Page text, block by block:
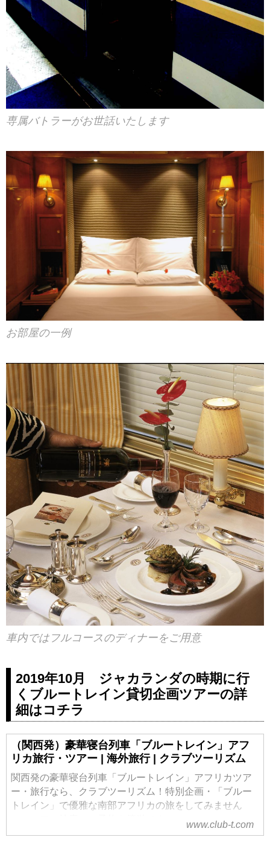
専属バトラーがお世話いたします
お部屋の一例
車内ではフルコースのディナーをご用意
2019年10月 ジャカランダの時期に行
くブルートレイン貸切企画ツアーの詳
細はコチラ
（関西発）豪華寝台列車「ブルートレイン」アフ
リカ旅行・ツアー | 海外旅行 | クラブツーリズム
関西発の豪華寝台列車「ブルートレイン」アフリカツア
ー・旅行なら、クラブツーリズム！特別企画・「ブルー
トレイン」で優雅な南部アフリカの旅をしてみません
www.club-t.com